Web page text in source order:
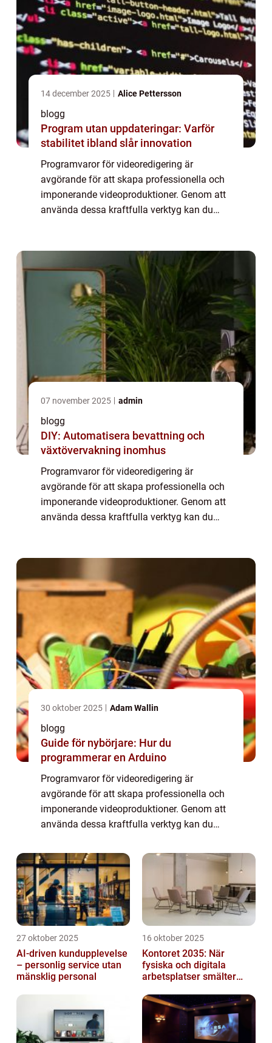
14 december 2025 Alice Pettersson
blogg
Program utan uppdateringar: Varför
stabilitet ibland slår innovation
Programvaror för videoredigering är
avgörande för att skapa professionella och
imponerande videoproduktioner. Genom att
använda dessa kraftfulla verktyg kan du
07 november 2025 admin
blogg
DIY: Automatisera bevattning och
växtövervakning inomhus
Programvaror för videoredigering är
avgörande för att skapa professionella och
imponerande videoproduktioner. Genom att
använda dessa kraftfulla verktyg kan du
30 oktober 2025 Adam Wallin
blogg
Guide för nybörjare: Hur du
programmerar en Arduino
Programvaror för videoredigering är
avgörande för att skapa professionella och
imponerande videoproduktioner. Genom att
använda dessa kraftfulla verktyg kan du
och öve...
27 oktober 2025
AI-driven kundupplevelse
– personlig service utan
mänsklig personal
16 oktober 2025
Kontoret 2035: När
fysiska och digitala
arbetsplatser smälter